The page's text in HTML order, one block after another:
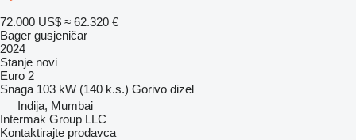
72.000 US$ ≈ 62.320 €
Bager gusjeničar
2024
Stanje novi
Euro 2
Snaga 103 kW (140 k.s.) Gorivo dizel
Indija, Mumbai
Intermak Group LLC
Kontaktirajte prodavca